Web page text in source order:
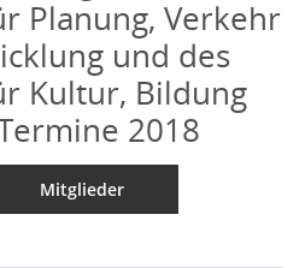
Planung, Verkehr
und des
Kultur, Bildung
2018
Mitglieder